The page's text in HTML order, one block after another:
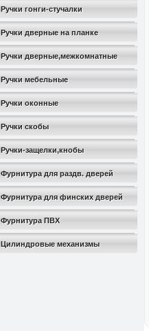
Ручки гонги-стучалки
Ручки дверные на планке
Ручки дверные,межкомнатные
Ручки мебельные
Ручки оконные
Ручки скобы
Ручки-защелки,кнобы
Фурнитура для раздв. дверей
Фурнитура для финских дверей
Фурнитура ПВХ
Цилиндровые механизмы